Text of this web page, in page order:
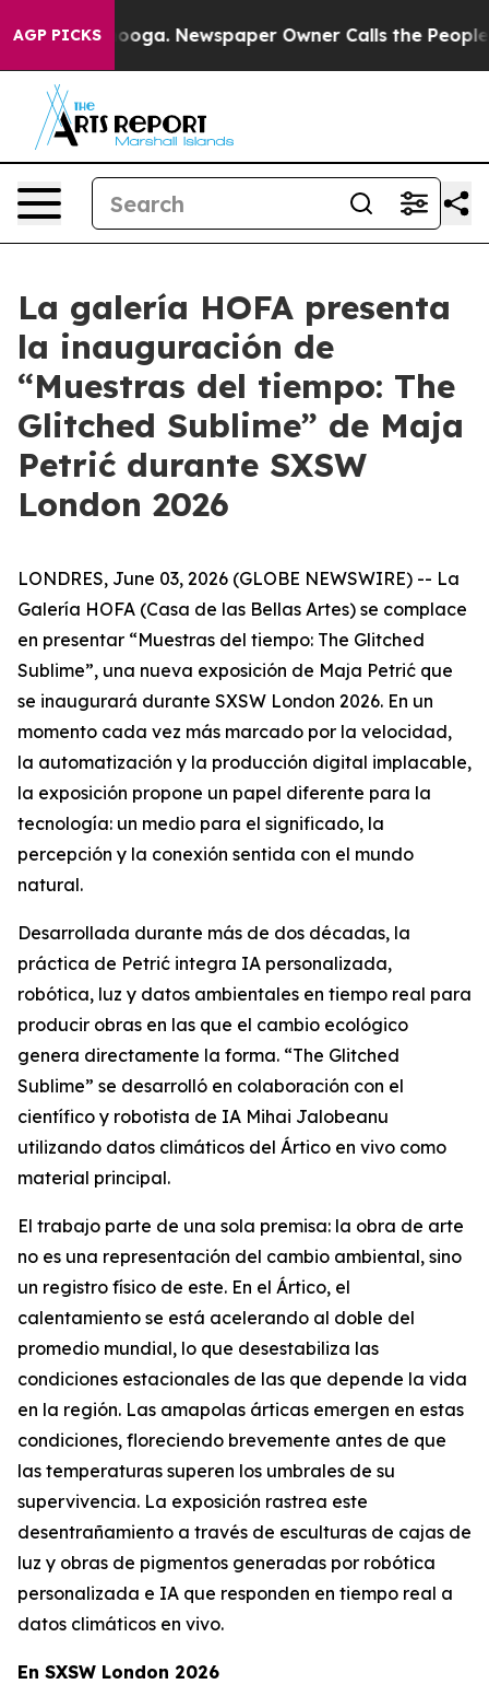
AGP PICKS
Chattanooga. Newspaper Owner Calls the People
La galería HOFA presenta
la inauguración de
“Muestras del tiempo: The
Glitched Sublime” de Maja
Petrić durante SXSW
London 2026
LONDRES, June 03, 2026 (GLOBE NEWSWIRE) -- La
Galería HOFA (Casa de las Bellas Artes) se complace
en presentar “Muestras del tiempo: The Glitched
Sublime”, una nueva exposición de Maja Petrić que
se inaugurará durante SXSW London 2026. En un
momento cada vez más marcado por la velocidad,
la automatización y la producción digital implacable,
la exposición propone un papel diferente para la
tecnología: un medio para el significado, la
percepción y la conexión sentida con el mundo
natural.
Desarrollada durante más de dos décadas, la
práctica de Petrić integra IA personalizada,
robótica, luz y datos ambientales en tiempo real para
producir obras en las que el cambio ecológico
genera directamente la forma. “The Glitched
Sublime” se desarrolló en colaboración con el
científico y robotista de IA Mihai Jalobeanu
utilizando datos climáticos del Ártico en vivo como
material principal.
El trabajo parte de una sola premisa: la obra de arte
no es una representación del cambio ambiental, sino
un registro físico de este. En el Ártico, el
calentamiento se está acelerando al doble del
promedio mundial, lo que desestabiliza las
condiciones estacionales de las que depende la vida
en la región. Las amapolas árticas emergen en estas
condiciones, floreciendo brevemente antes de que
las temperaturas superen los umbrales de su
supervivencia. La exposición rastrea este
desentrañamiento a través de esculturas de cajas de
luz y obras de pigmentos generadas por robótica
personalizada e IA que responden en tiempo real a
datos climáticos en vivo.
En SXSW London 2026